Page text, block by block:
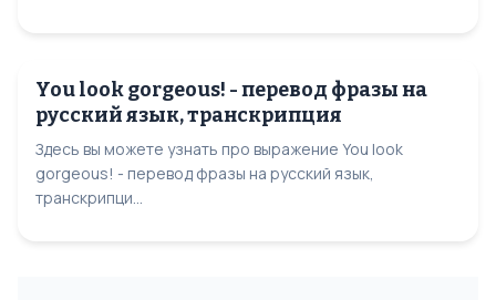
You look gorgeous! - перевод фразы на
русский язык, транскрипция
Здесь вы можете узнать про выражение You look
gorgeous! - перевод фразы на русский язык,
транскрипци...